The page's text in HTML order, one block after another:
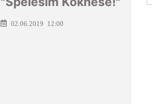
02.06.2019 12:00